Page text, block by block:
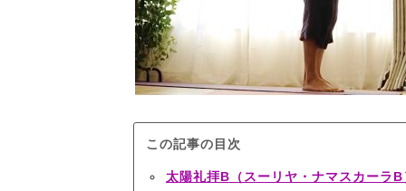
この記事の目次
太陽礼拝B（スーリヤ・ナマスカーラ